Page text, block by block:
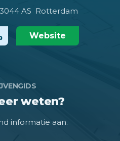
3044 AS Rotterdam
Website
weten?
informatie aan.